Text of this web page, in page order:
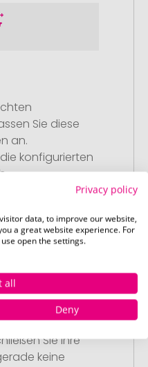
Sie diese
an.
konfigurierten
Ihr Logo
Sie Ihre
keine
Privacy policy
data, to improve our website,
a great website experience. For
open the settings.
all
Deny